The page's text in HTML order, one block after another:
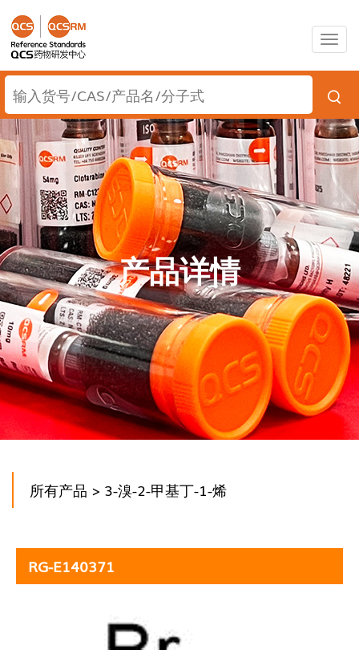
产品详情
所有产品 > 3-溴-2-甲基丁-1-烯
RG-E140371